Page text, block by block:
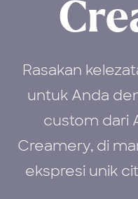
Rasakan
untuk Anda
custom dari
Creamery, di
ekspresi unik